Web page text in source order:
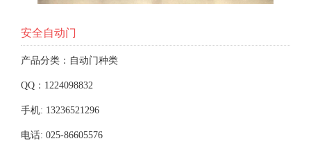
安全自动门
产品分类：自动门种类
QQ：1224098832
手机: 13236521296
电话: 025-86605576